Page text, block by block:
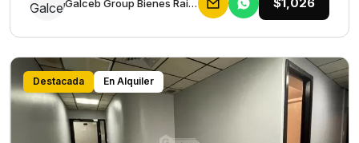
Galceb Group Bienes Raices
Destacada En Alquiler